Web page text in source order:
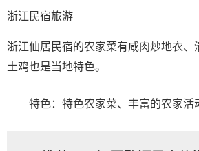
浙江民宿旅游
浙江仙居民宿的农家菜有咸肉炒地衣、
土鸡也是当地特色。
特色：特色农家菜、丰富的农家活